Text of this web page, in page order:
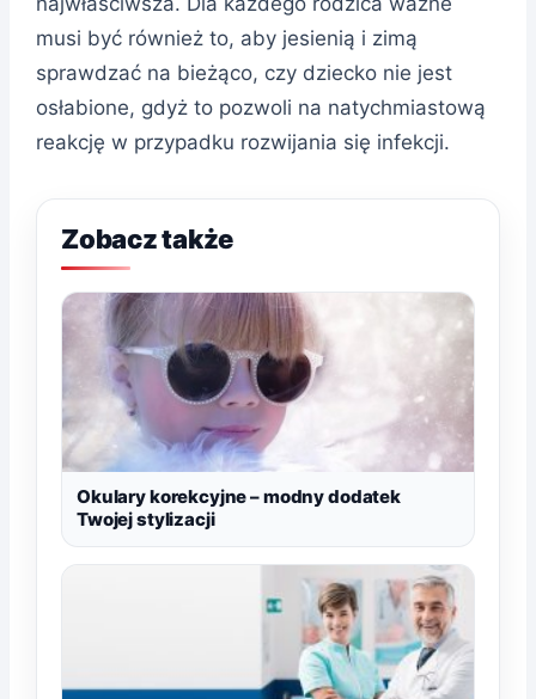
musi być również to, aby jesienią i zimą
sprawdzać na bieżąco, czy dziecko nie jest
osłabione, gdyż to pozwoli na natychmiastową
reakcję w przypadku rozwijania się infekcji.
Zobacz także
Okulary korekcyjne – modny dodatek
Twojej stylizacji